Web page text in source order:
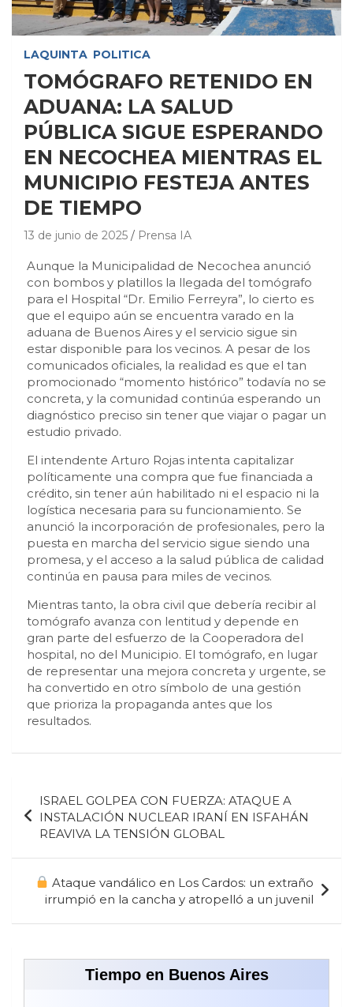
LAQUINTA POLITICA
TOMÓGRAFO RETENIDO EN
ADUANA: LA SALUD
PÚBLICA SIGUE ESPERANDO
EN NECOCHEA MIENTRAS EL
MUNICIPIO FESTEJA ANTES
DE TIEMPO
13 de junio de 2025 Prensa IA
Aunque la Municipalidad de Necochea anunció
con bombos y platillos la llegada del tomógrafo
para el Hospital “Dr. Emilio Ferreyra”, lo cierto es
que el equipo aún se encuentra varado en la
aduana de Buenos Aires y el servicio sigue sin
estar disponible para los vecinos. A pesar de los
comunicados oficiales, la realidad es que el tan
promocionado “momento histórico” todavía no se
concreta, y la comunidad continúa esperando un
diagnóstico preciso sin tener que viajar o pagar un
estudio privado.
El intendente Arturo Rojas intenta capitalizar
políticamente una compra que fue financiada a
crédito, sin tener aún habilitado ni el espacio ni la
logística necesaria para su funcionamiento. Se
anunció la incorporación de profesionales, pero la
puesta en marcha del servicio sigue siendo una
promesa, y el acceso a la salud pública de calidad
continúa en pausa para miles de vecinos.
Mientras tanto, la obra civil que debería recibir al
tomógrafo avanza con lentitud y depende en
gran parte del esfuerzo de la Cooperadora del
hospital, no del Municipio. El tomógrafo, en lugar
de representar una mejora concreta y urgente, se
ha convertido en otro símbolo de una gestión
que prioriza la propaganda antes que los
resultados.
de
entradas
ISRAEL GOLPEA CON FUERZA: ATAQUE A
INSTALACIÓN NUCLEAR IRANÍ EN ISFAHÁN
REAVIVA LA TENSIÓN GLOBAL
Ataque vandálico en Los Cardos: un extraño
irrumpió en la cancha y atropelló a un juvenil
Tiempo en Buenos Aires